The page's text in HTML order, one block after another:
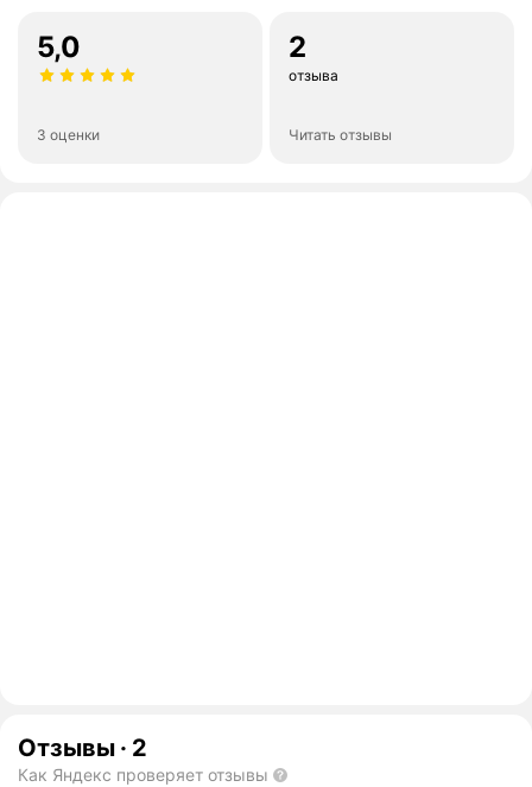
5,0
3 оценки
2
отзыва
Читать отзывы
Отзывы · 2
Как Яндекс проверяет отзывы